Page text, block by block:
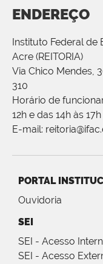
ENDEREÇO
Instituto Federal de
Acre (REITORIA)
Via Chico Mendes,
310
Horário de
12h e das 14h às 17h
E-mail:
PORTAL
Ouvidoria
SEI
SEI - Acesso
SEI - Acesso